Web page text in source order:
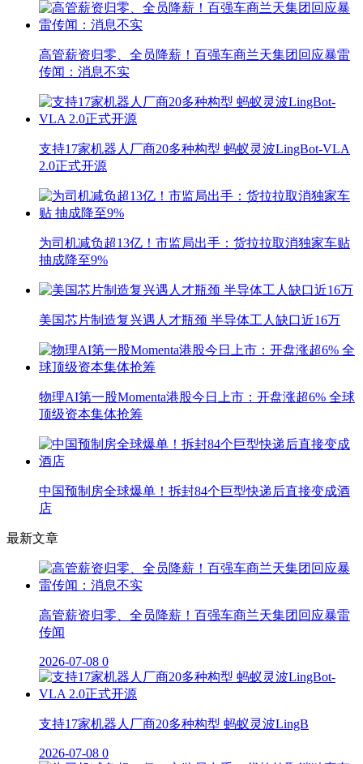
高管薪资归零、全员降薪！百强车商兰天集团回应暴雷
传闻：消息不实
支持17家机器人厂商20多种构型 蚂蚁灵波LingBot-VLA
2.0正式开源
为司机减负超13亿！市监局出手：货拉拉取消独家车贴
抽成降至9%
美国芯片制造复兴遇人才瓶颈 半导体工人缺口近16万
物理AI第一股Momenta港股今日上市：开盘涨超6% 全球
顶级资本集体抢筹
中国预制房全球爆单！拆封84个巨型快递后直接变成酒
店
最新文章
高管薪资归零、全员降薪！百强车商兰天集团回应暴雷
传闻
2026-07-08 0
支持17家机器人厂商20多种构型 蚂蚁灵波LingB
2026-07-08 0